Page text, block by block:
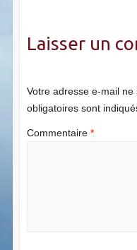
Laisser un
Votre adresse e-mail ne
obligatoires sont
Commentaire *